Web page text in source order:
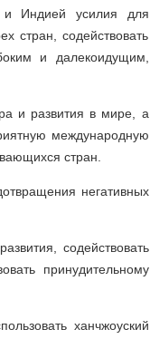
и Индией усилия для
стран, содействовать
и далекоидущим,
и развития в мире, а
международную
стран.
негативных
содействовать
принудительному
ханчжоуский